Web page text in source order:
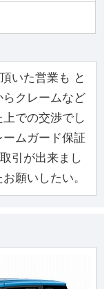
いた営業も と
クレームなど
での交渉でし
ムガード保証
引が出来まし
願いしたい。